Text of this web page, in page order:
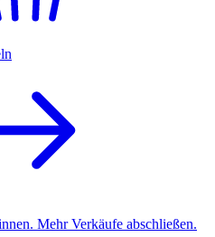
Mehr Verkäufe abschließen.